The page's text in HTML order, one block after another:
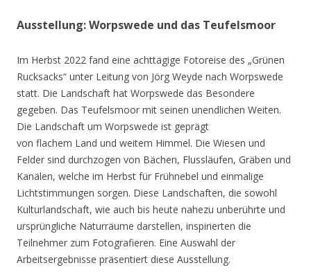
Ausstellung: Worpswede und das Teufelsmoor
Im Herbst 2022 fand eine achttägige Fotoreise des „Grünen
Rucksacks“ unter Leitung von Jörg Weyde nach Worpswede
statt. Die Landschaft hat Worpswede das Besondere
gegeben. Das Teufelsmoor mit seinen unendlichen Weiten.
Die Landschaft um Worpswede ist geprägt
von flachem Land und weitem Himmel. Die Wiesen und
Felder sind durchzogen von Bächen, Flussläufen, Gräben und
Kanälen, welche im Herbst für Frühnebel und einmalige
Lichtstimmungen sorgen. Diese Landschaften, die sowohl
Kulturlandschaft, wie auch bis heute nahezu unberührte und
ursprüngliche Naturräume darstellen, inspirierten die
Teilnehmer zum Fotografieren. Eine Auswahl der
Arbeitsergebnisse präsentiert diese Ausstellung.